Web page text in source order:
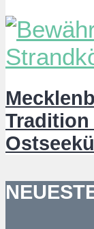
Tradition